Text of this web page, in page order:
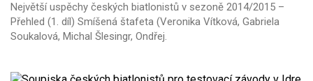
Největší uspěchy českých biatlonistů v sezoně 2014/2015 –
Přehled (1. díl) Smíšená štafeta (Veronika Vítková, Gabriela
Soukalová, Michal Šlesingr, Ondřej.